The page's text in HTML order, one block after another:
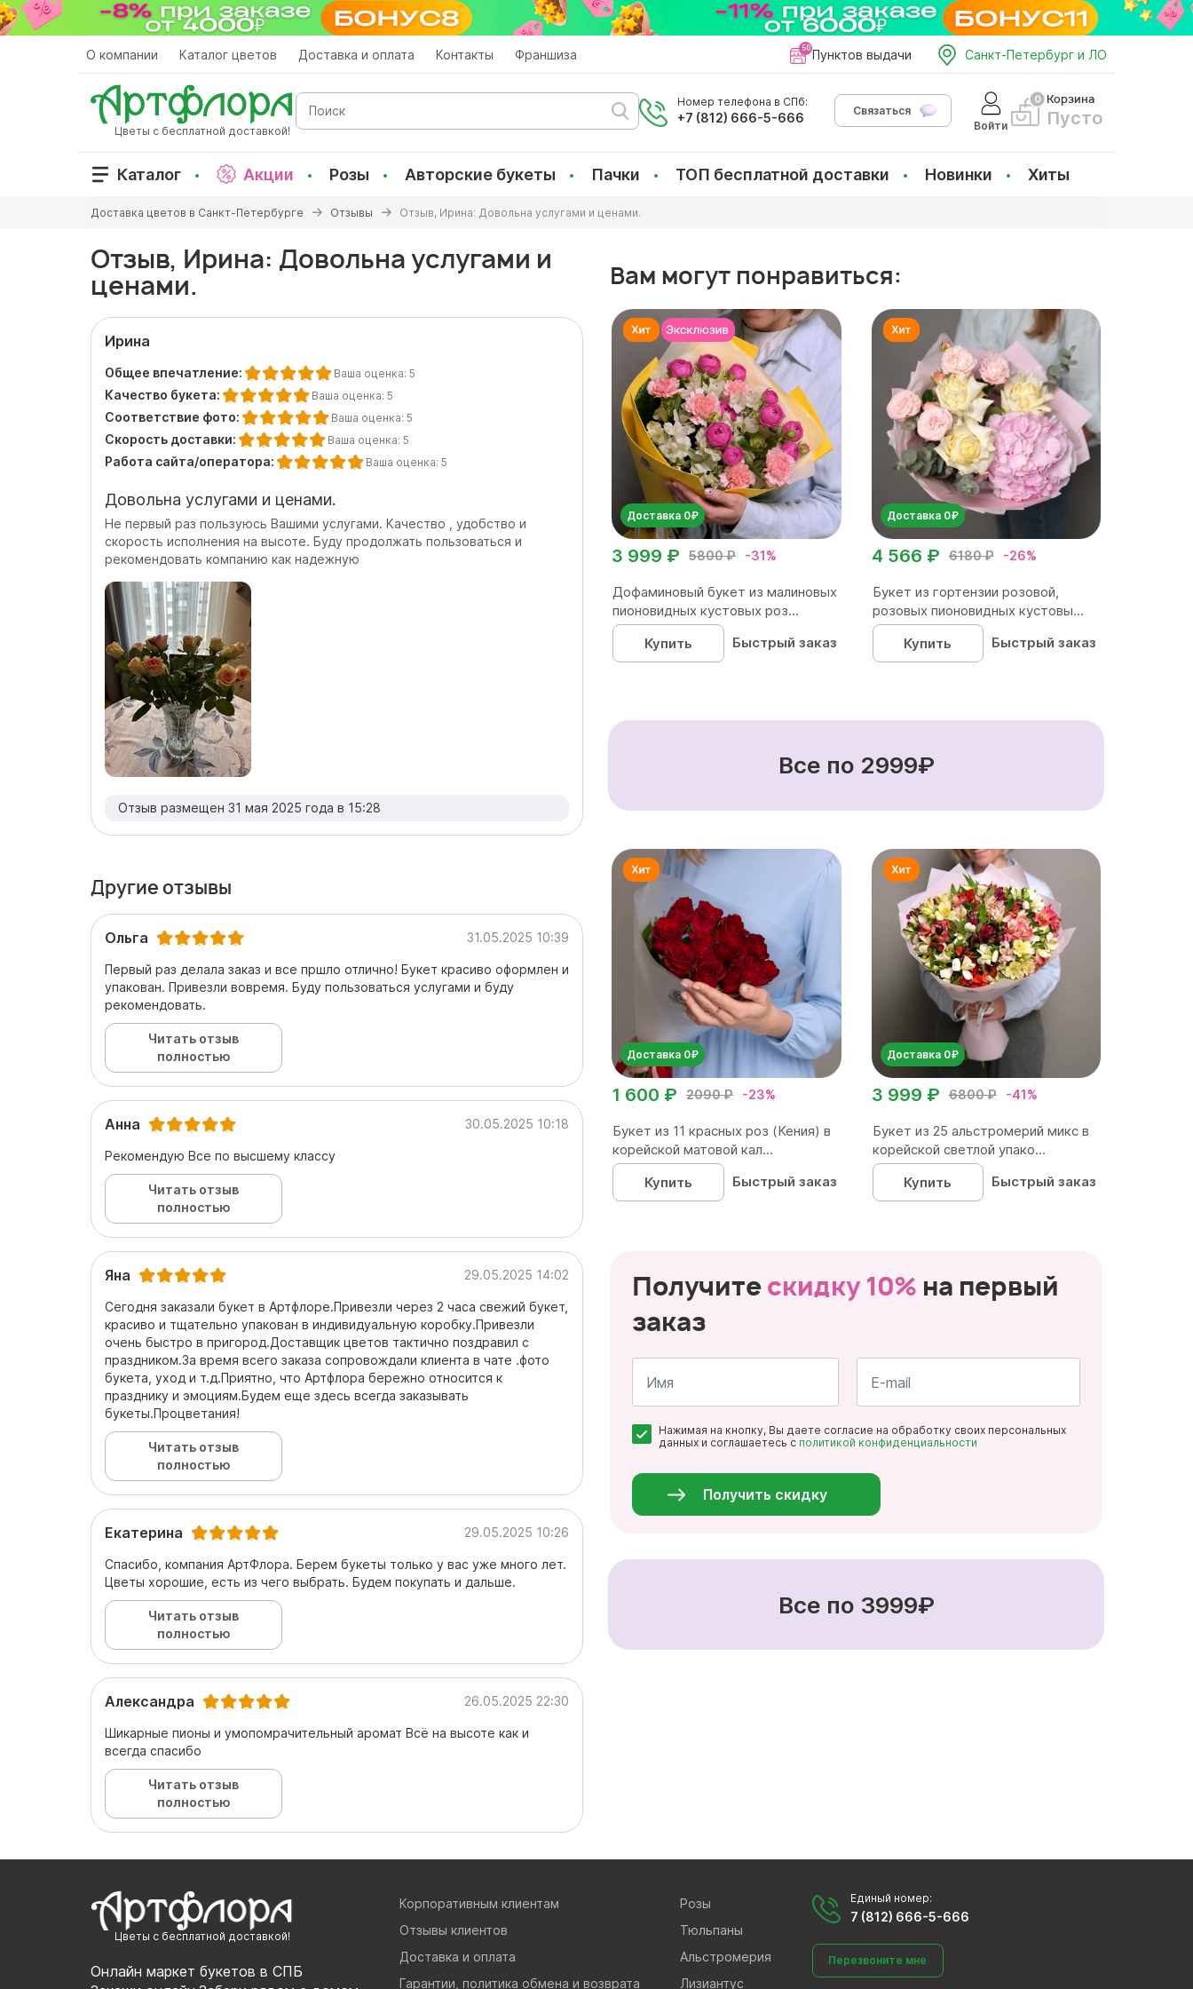
Перейти
к
О компании Каталог цветов Доставка и оплата Контакты Франшиза Пунктов выдачи Санкт-Петербург и ЛО
Цветы с бесплатной доставкой!
Поиск
Номер телефона в СПб:
+7 (812) 666-5-666
Связаться
Войти
Корзина
Пусто
Каталог Акции Розы Авторские букеты Пачки ТОП бесплатной доставки Новинки Хиты
здесь
Доставка цветов в Санкт-Петербурге Отзывы Отзыв, Ирина: Довольна услугами и ценами.
Отзыв, Ирина: Довольна услугами и
ценами.
Ирина
Общее впечатление: Ваша оценка: 5
Качество букета: Ваша оценка: 5
Соответствие фото: Ваша оценка: 5
Скорость доставки: Ваша оценка: 5
Работа сайта/оператора: Ваша оценка: 5
Довольна услугами и ценами.
Не первый раз пользуюсь Вашими услугами. Качество , удобство и
скорость исполнения на высоте. Буду продолжать пользоваться и
рекомендовать компанию как надежную
Отзыв размещен 31 мая 2025 года в 15:28
Другие отзывы
Ольга 31.05.2025 10:39
Первый раз делала заказ и все пршло отлично! Букет красиво оформлен и
упакован. Привезли вовремя. Буду пользоваться услугами и буду
рекомендовать.
Читать отзыв
полностью
Анна 30.05.2025 10:18
Рекомендую Все по высшему классу
Читать отзыв
полностью
Яна 29.05.2025 14:02
Сегодня заказали букет в Артфлоре.Привезли через 2 часа свежий букет,
красиво и тщательно упакован в индивидуальную коробку.Привезли
очень быстро в пригород.Доставщик цветов тактично поздравил с
праздником.За время всего заказа сопровождали клиента в чате .фото
букета, уход и т.д.Приятно, что Артфлора бережно относится к
празднику и эмоциям.Будем еще здесь всегда заказывать
букеты.Процветания!
Читать отзыв
полностью
Екатерина 29.05.2025 10:26
Спасибо, компания АртФлора. Берем букеты только у вас уже много лет.
Цветы хорошие, есть из чего выбрать. Будем покупать и дальше.
Читать отзыв
полностью
Александра 26.05.2025 22:30
Шикарные пионы и умопомрачительный аромат Всё на высоте как и
всегда спасибо
Читать отзыв
полностью
Вам могут понравиться:
Доставка 0₽
5800 ₽ -31%
3 999 ₽
Дофаминовый букет из малиновых
пионовидных кустовых роз...
Купить
Быстрый заказ
Доставка 0₽
6180 ₽ -26%
4 566 ₽
Букет из гортензии розовой,
розовых пионовидных кустовы...
Купить
Быстрый заказ
Все по 2999₽
Доставка 0₽
2090 ₽ -23%
1 600 ₽
Букет из 11 красных роз (Кения) в
корейской матовой кал...
Купить
Быстрый заказ
Доставка 0₽
6800 ₽ -41%
3 999 ₽
Букет из 25 альстромерий микс в
корейской светлой упако...
Купить
Быстрый заказ
Получитескидку 10% на первый
заказ
*
*
Нажимая на кнопку, Вы даете согласие на обработку своих персональных
данных и соглашаетесь с политикой конфиденциальности
Получить скидку
Все по 3999₽
Цветы с бесплатной доставкой!
Онлайн маркет букетов в СПБ
Корпоративным клиентам
Отзывы клиентов
Доставка и оплата
Гарантии, политика обмена и возврата
Розы
Тюльпаны
Альстромерия
Лизиантус
Единый номер:
7 (812) 666-5-666
Перезвоните мне